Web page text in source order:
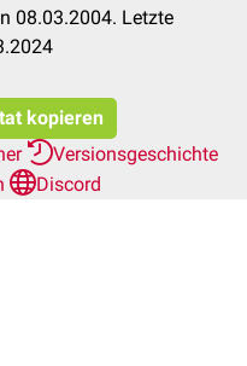
08.03.2004. Letzte
kopieren
Versionsgeschichte
Discord